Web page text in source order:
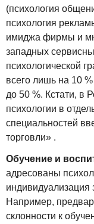
(психология
психология
имиджа фирмы и
западных
психологической
всего лишь на 10
до 50 %. Кстати, в
психологии в
специальностей
торговли» .
Обучение и
адресованы
индивидуализация
Например,
склонности к